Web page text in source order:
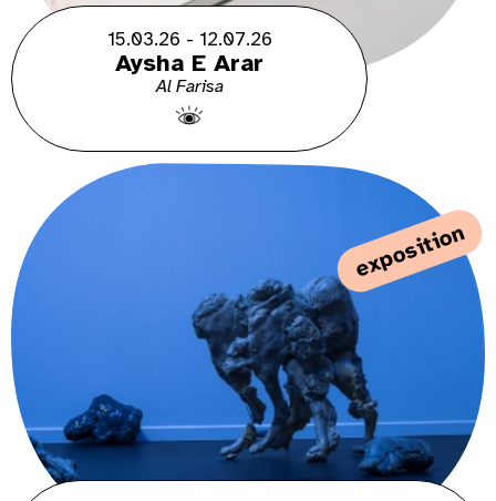
15.03.26 - 12.07.26
Aysha E Arar
Al Farisa
exposition